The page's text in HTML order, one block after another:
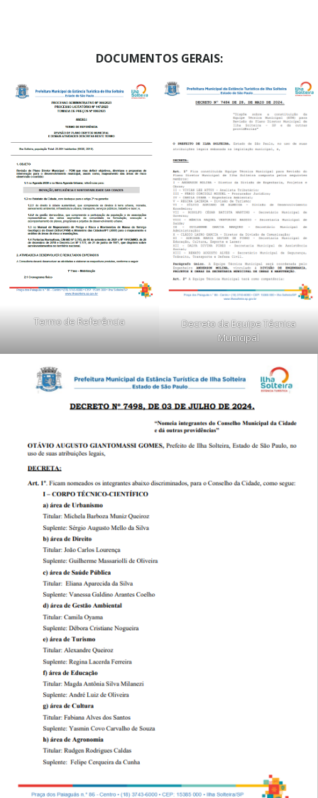
DOCUMENTOS GERAIS:
Termo de Referência
Decreto da Equipe Técnica
Municipal